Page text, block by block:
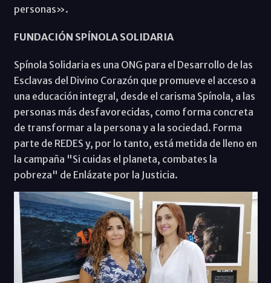
personas».
FUNDACIÓN SPÍNOLA SOLIDARIA
Spínola Solidaria es una ONG para el Desarrollo de las
Esclavas del Divino Corazón que promueve el acceso a
una educación integral, desde el carisma Spínola, a las
personas más desfavorecidas, como forma concreta
de transformar a la persona y a la sociedad. Forma
parte de REDES y, por lo tanto, está metida de lleno en
la campaña "Si cuidas el planeta, combates la
pobreza" de Enlázate por la Justicia.